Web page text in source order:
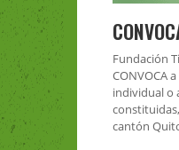
Fundación
CONVOCA
individual o
cantón